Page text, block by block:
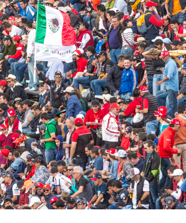
CAMPEONATO
PATROCINADORES
LEGALES TICKETMASTER